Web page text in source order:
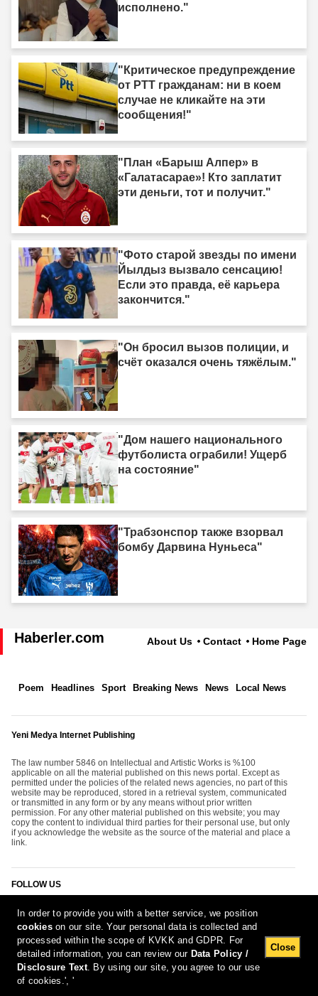
исполнено."
"Критическое предупреждение
от PTT гражданам: ни в коем
случае не кликайте на эти
сообщения!"
"План «Барыш Алпер» в
«Галатасарае»! Кто заплатит
эти деньги, тот и получит."
"Фото старой звезды по имени
Йылдыз вызвало сенсацию!
Если это правда, её карьера
закончится."
"Он бросил вызов полиции, и
счёт оказался очень тяжёлым."
"Дом нашего национального
футболиста ограбили! Ущерб
на состояние"
"Трабзонспор также взорвал
бомбу Дарвина Нуньеса"
Haberler.com About Us Contact Home Page
Poem Headlines Sport Breaking News News Local News
Yeni Medya Internet Publishing
The law number 5846 on Intellectual and Artistic Works is %100
applicable on all the material published on this news portal. Except as
permitted under the policies of the related news agencies, no part of this
website may be reproduced, stored in a retrieval system, communicated
or transmitted in any form or by any means without prior written
permission. For any other material published on this website; you may
copy the content to individual third parties for their personal use, but only
if you acknowledge the website as the source of the material and place a
link.
FOLLOW US
[Report Bug]10.08.2026 12:45:01 #1.11#
In order to provide you with a better service, we position
cookieson our site. Your personal data is collected and
processed within the scope of KVKK and GDPR. For
detailed information, you can review our Data Policy /
Disclosure Text. By using our site, you agree to our use
of cookies.', '
Close